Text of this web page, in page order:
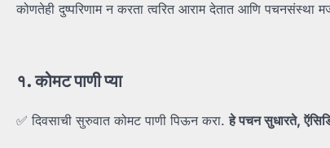
कोणतेही दुष्परिणाम न करता त्वरित आराम देतात आणि पचनसंस्था
१.कोमटपाणीप्या
✅ दिवसाची सुरुवात कोमट पाणी पिऊन करा.हेपचनसुधारते,